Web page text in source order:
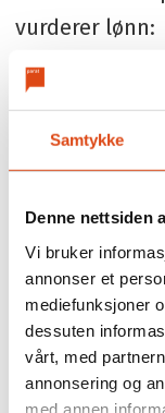
Samtykke
Denne nettsiden
Vi bruker
annonser et
mediefunksjoner
dessuten
vårt, med
annonsering og
med annen
vurderer lønn:
Lokal
Resultater
Det er
basert på